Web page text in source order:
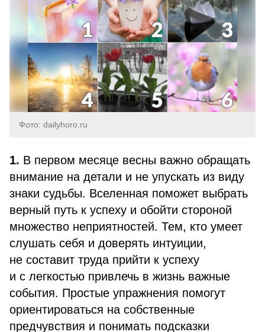
Фото: dailyhoro.ru
1. В первом месяце весны важно обращать
внимание на детали и не упускать из виду
знаки судьбы. Вселенная поможет выбрать
верный путь к успеху и обойти стороной
множество неприятностей. Тем, кто умеет
слушать себя и доверять интуиции,
не составит труда прийти к успеху
и с легкостью привлечь в жизнь важные
события. Простые упражнения помогут
ориентироваться на собственные
предчувствия и понимать подсказки